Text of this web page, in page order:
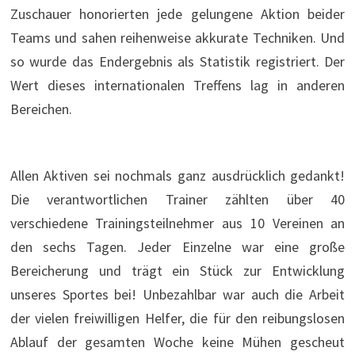
Zuschauer honorierten jede gelungene Aktion beider
Teams und sahen reihenweise akkurate Techniken. Und
so wurde das Endergebnis als Statistik registriert. Der
Wert dieses internationalen Treffens lag in anderen
Bereichen.
Allen Aktiven sei nochmals ganz ausdrücklich gedankt!
Die verantwortlichen Trainer zählten über 40
verschiedene Trainingsteilnehmer aus 10 Vereinen an
den sechs Tagen. Jeder Einzelne war eine große
Bereicherung und trägt ein Stück zur Entwicklung
unseres Sportes bei! Unbezahlbar war auch die Arbeit
der vielen freiwilligen Helfer, die für den reibungslosen
Ablauf der gesamten Woche keine Mühen gescheut